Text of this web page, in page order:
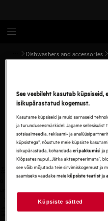
Dishwashers and accessories
Nõudepesu
Meie nõudepesumasinate
klaasid parimas seisukorras.
AVASTA ROHKEM
See veebileht kasutab küpsiseid,
isikupärastatud kogemust.
Kasutame küpsiseid ja muid sarnaseid
ja turunduseesmärkidel. Jagame
sotsiaalmeedia, reklaami- ja
küpsistega“, nõustute meie küpsiste
isikupärastada, kohandadaeripakkumisija
Klõpsates nupul „Jätka aktsepteerimata“,
see võib mõjutada teie sirvimiskogemust ja
saamiseks vaadake meieküpsiste teatistja
Küpsiste sätted